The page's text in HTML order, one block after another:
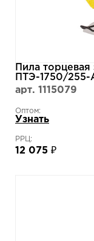
Пила
ПТЭ-1750/255-
арт. 1115079
Оптом:
Узнать
РРЦ:
12 075 ₽